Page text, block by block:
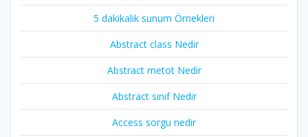
5 dakikalık sunum Örnekleri
Abstract class Nedir
Abstract metot Nedir
Abstract sınıf Nedir
Access sorgu nedir